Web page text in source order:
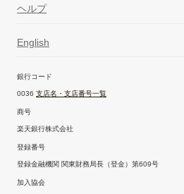
ヘルプ
English
銀行コード
0036 支店名・支店番号一覧
商号
楽天銀行株式会社
登録番号
登録金融機関 関東財務局長（登金）第609号
加入協会